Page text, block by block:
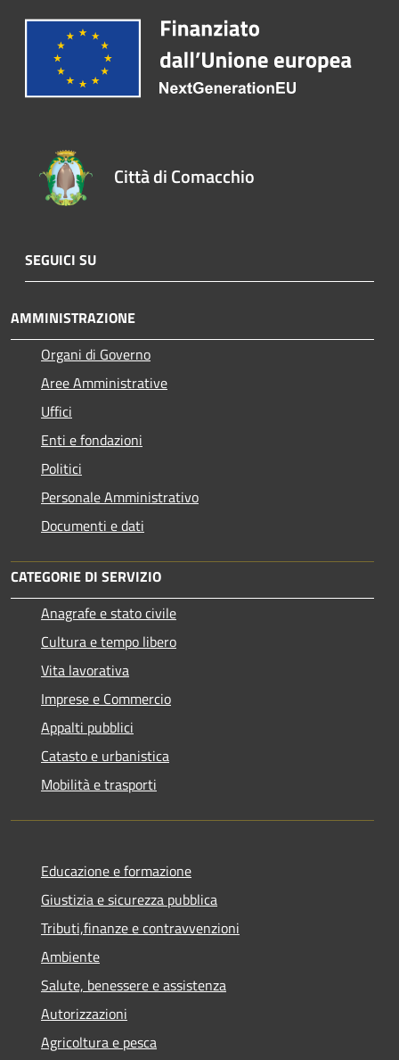
Città di Comacchio
SEGUICI SU
AMMINISTRAZIONE
Organi di Governo
Aree Amministrative
Uffici
Enti e fondazioni
Politici
Personale Amministrativo
Documenti e dati
CATEGORIE DI SERVIZIO
Anagrafe e stato civile
Cultura e tempo libero
Vita lavorativa
Imprese e Commercio
Appalti pubblici
Catasto e urbanistica
Mobilità e trasporti
Educazione e formazione
Giustizia e sicurezza pubblica
Tributi,finanze e contravvenzioni
Ambiente
Salute, benessere e assistenza
Autorizzazioni
Agricoltura e pesca